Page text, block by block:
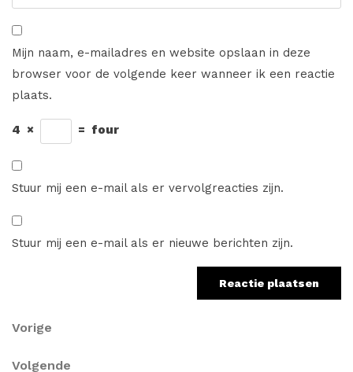
Mijn naam, e-mailadres en website opslaan in deze
browser voor de volgende keer wanneer ik een reactie
plaats.
4 × = four
Stuur mij een e-mail als er vervolgreacties zijn.
Stuur mij een e-mail als er nieuwe berichten zijn.
Berichtnavigatie
Vorig
Vorige
Volgend
Volgende